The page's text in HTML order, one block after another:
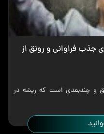
جذب فراوانی و رونق از
و چندبعدی است که ریشه در